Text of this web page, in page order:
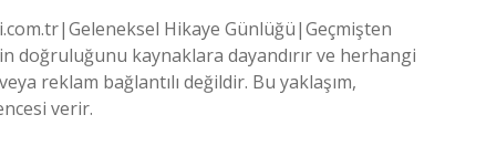
Hikaye Günlüğü|Geçmişten
doğruluğunu kaynaklara dayandırır ve herhangi
reklam bağlantılı değildir. Bu yaklaşım,
verir.